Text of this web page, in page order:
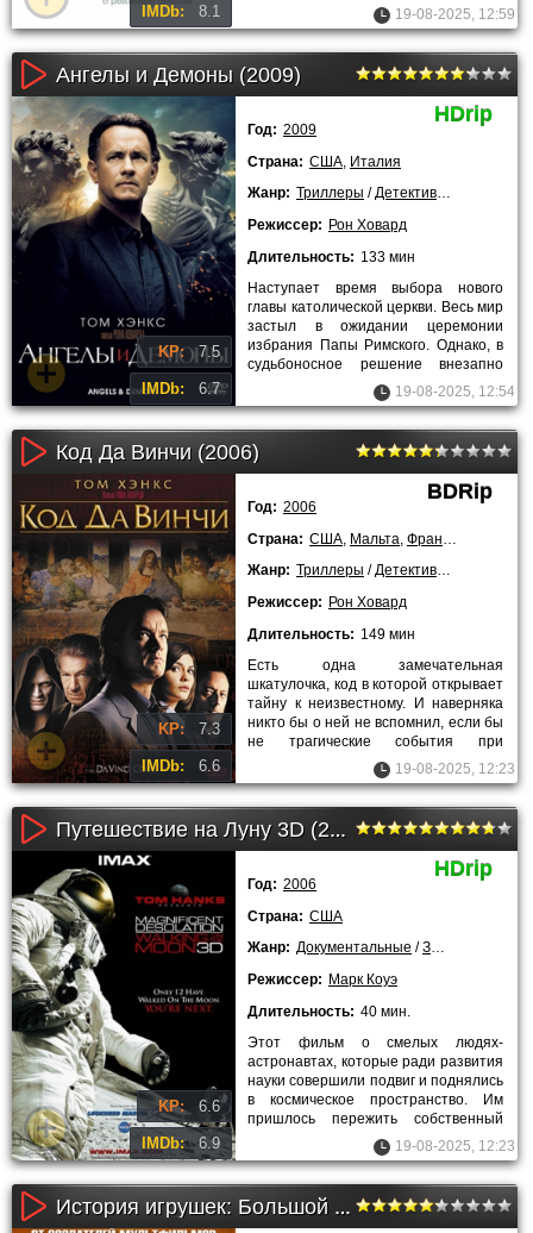
IMDb: 8.1 магазином, мать заботилась о доме,
19-08-2025, 12:59
Ангелы и Демоны (2009)
KP: 7.5
IMDb: 6.7
HDrip
Год: 2009
Страна: США Италия
Жанр: Триллеры /Детективы /
Режиссер: Рон Ховард
Длительность: 133 мин
Наступает время выбора нового
главы католической церкви. Весь мир
застыл в ожидании церемонии
избрания Папы Римского. Однако, в
судьбоносное решение внезапно
вмешивается могущественная и
19-08-2025, 12:54
Код Да Винчи (2006)
KP: 7.3
IMDb: 6.6
BDRip
Год: 2006
Страна: США Мальта Франция
Жанр: Триллеры /Детективы /
Режиссер: Рон Ховард
Длительность: 149 мин
Есть одна замечательная
шкатулочка, код в которой открывает
тайну к неизвестному. И наверняка
никто бы о ней не вспомнил, если бы
не трагические события при
католической церкви. Было19-08-2025, 12:23
Путешествие на Луну 3D (2006)
KP: 6.6
IMDb: 6.9
HDrip
Год: 2006
Страна: США
Жанр: Документальные /Зарубежные
Режиссер: Марк Коуэ
Длительность: 40 мин.
Этот фильм о смелых людях-
астронавтах, которые ради развития
науки совершили подвиг и поднялись
в космическое пространство. Им
пришлось пережить собственный
страх, борьбу с гравитацией и19-08-2025, 12:23
История игрушек: Большой побег (2010)